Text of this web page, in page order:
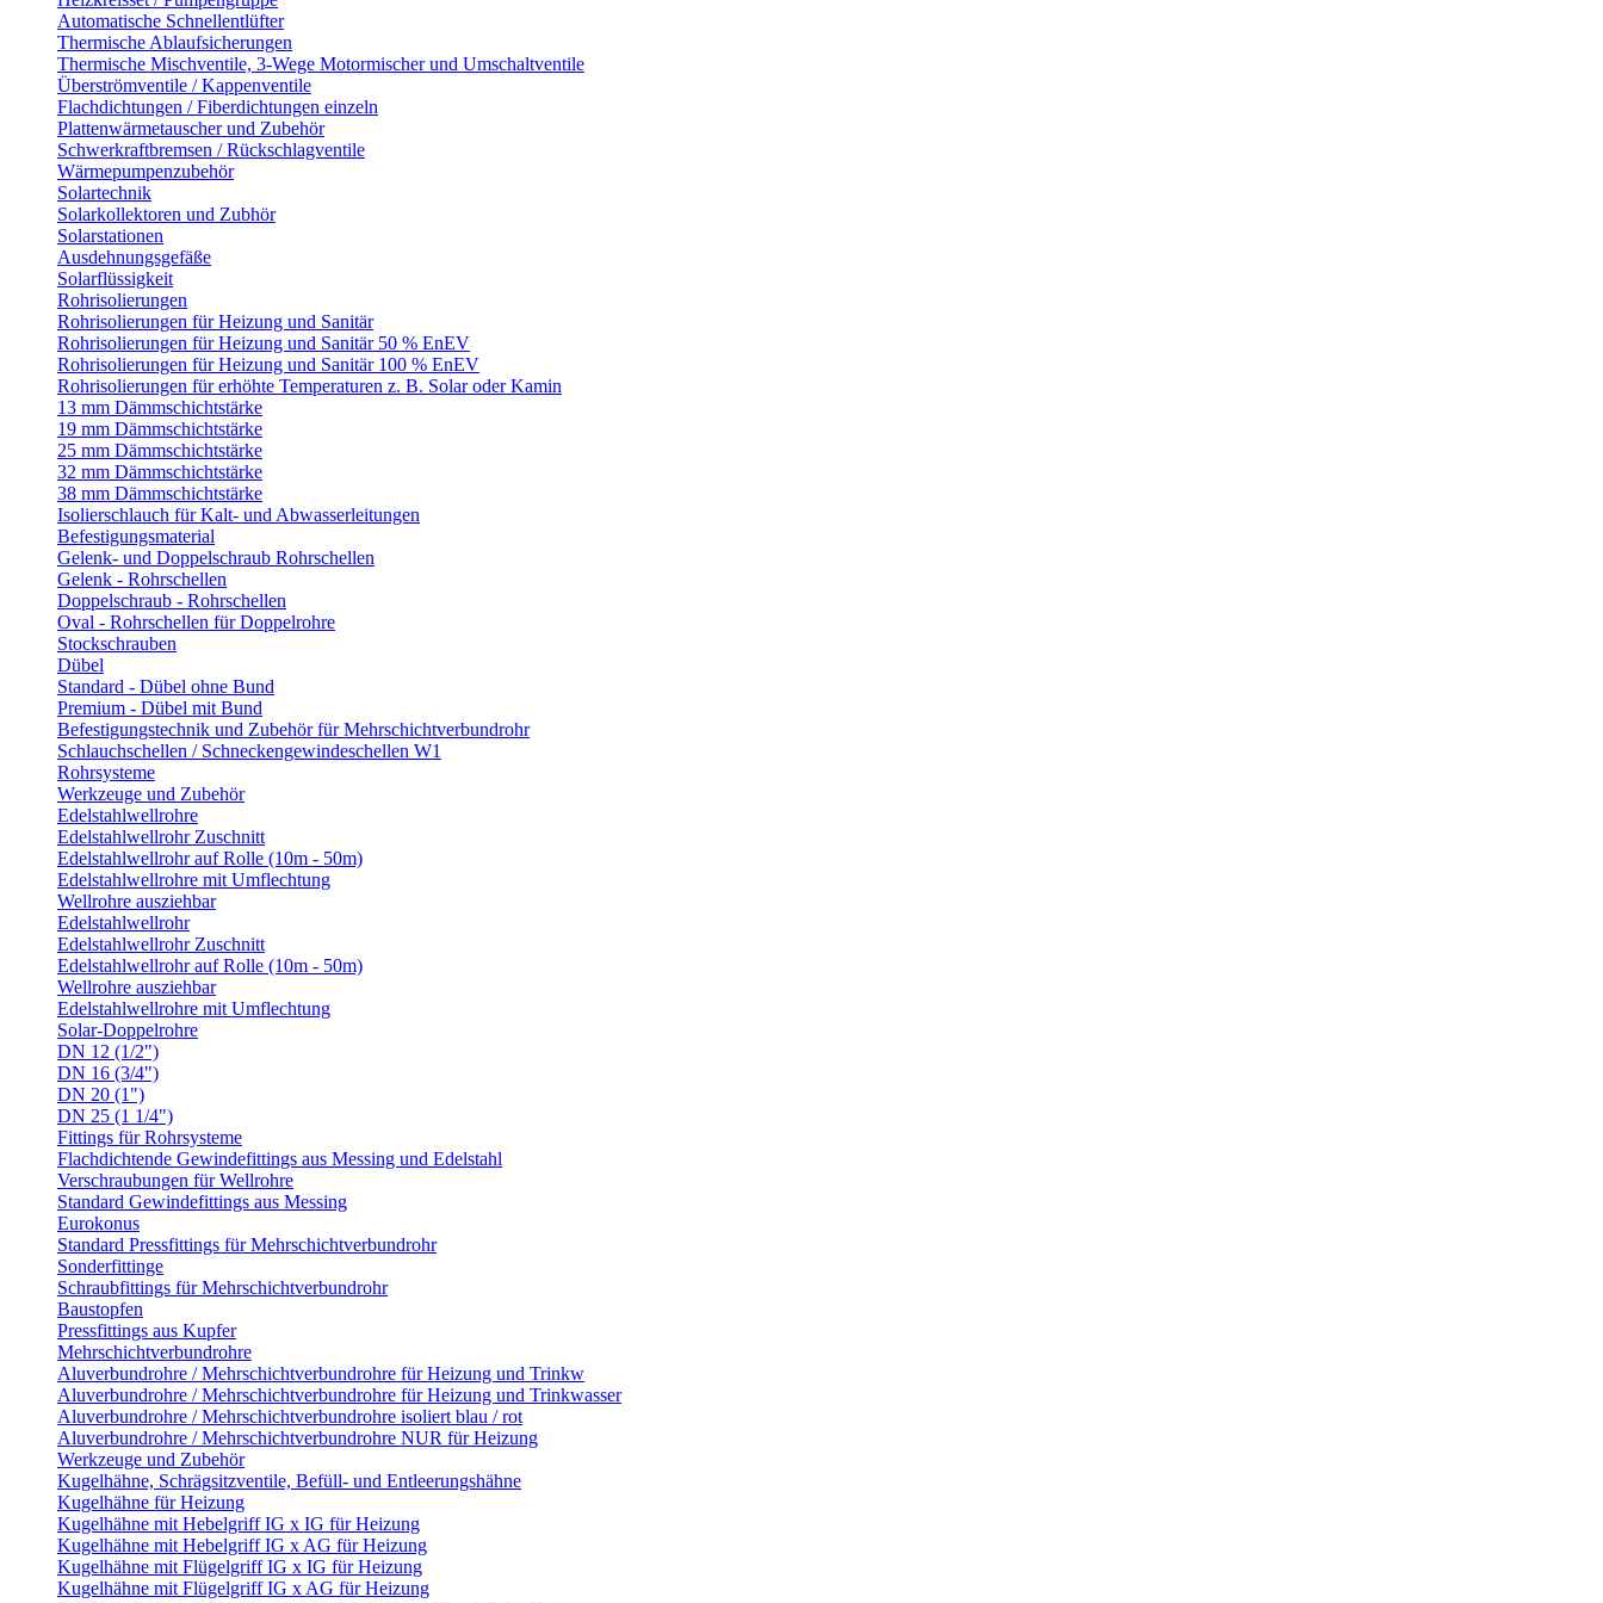
Automatische Schnellentlüfter
Thermische Ablaufsicherungen
Thermische Mischventile, 3-Wege Motormischer und Umschaltventile
Überströmventile / Kappenventile
Flachdichtungen / Fiberdichtungen einzeln
Plattenwärmetauscher und Zubehör
Schwerkraftbremsen / Rückschlagventile
Wärmepumpenzubehör
Solartechnik
Solarkollektoren und Zubhör
Solarstationen
Ausdehnungsgefäße
Solarflüssigkeit
Rohrisolierungen
Rohrisolierungen für Heizung und Sanitär
Rohrisolierungen für Heizung und Sanitär 50 % EnEV
Rohrisolierungen für Heizung und Sanitär 100 % EnEV
Rohrisolierungen für erhöhte Temperaturen z. B. Solar oder Kamin
13 mm Dämmschichtstärke
19 mm Dämmschichtstärke
25 mm Dämmschichtstärke
32 mm Dämmschichtstärke
38 mm Dämmschichtstärke
Isolierschlauch für Kalt- und Abwasserleitungen
Befestigungsmaterial
Gelenk- und Doppelschraub Rohrschellen
Gelenk - Rohrschellen
Doppelschraub - Rohrschellen
Oval - Rohrschellen für Doppelrohre
Stockschrauben
Dübel
Standard - Dübel ohne Bund
Premium - Dübel mit Bund
Befestigungstechnik und Zubehör für Mehrschichtverbundrohr
Schlauchschellen / Schneckengewindeschellen W1
Rohrsysteme
Werkzeuge und Zubehör
Edelstahlwellrohre
Edelstahlwellrohr Zuschnitt
Edelstahlwellrohr auf Rolle (10m - 50m)
Edelstahlwellrohre mit Umflechtung
Wellrohre ausziehbar
Edelstahlwellrohr
Edelstahlwellrohr Zuschnitt
Edelstahlwellrohr auf Rolle (10m - 50m)
Wellrohre ausziehbar
Edelstahlwellrohre mit Umflechtung
Solar-Doppelrohre
DN 12 (1/2")
DN 16 (3/4")
DN 20 (1")
DN 25 (1 1/4")
Fittings für Rohrsysteme
Flachdichtende Gewindefittings aus Messing und Edelstahl
Verschraubungen für Wellrohre
Standard Gewindefittings aus Messing
Eurokonus
Standard Pressfittings für Mehrschichtverbundrohr
Sonderfittinge
Schraubfittings für Mehrschichtverbundrohr
Baustopfen
Pressfittings aus Kupfer
Mehrschichtverbundrohre
Aluverbundrohre / Mehrschichtverbundrohre für Heizung und Trinkw
Aluverbundrohre / Mehrschichtverbundrohre für Heizung und Trinkwasser
Aluverbundrohre / Mehrschichtverbundrohre isoliert blau / rot
Aluverbundrohre / Mehrschichtverbundrohre NUR für Heizung
Werkzeuge und Zubehör
Kugelhähne, Schrägsitzventile, Befüll- und Entleerungshähne
Kugelhähne für Heizung
Kugelhähne mit Hebelgriff IG x IG für Heizung
Kugelhähne mit Hebelgriff IG x AG für Heizung
Kugelhähne mit Flügelgriff IG x IG für Heizung
Kugelhähne mit Flügelgriff IG x AG für Heizung